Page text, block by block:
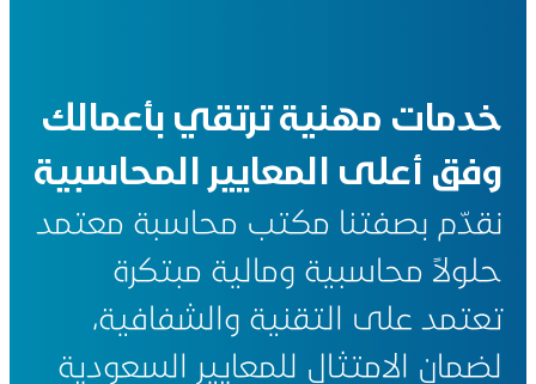
خدمات مهنية ترتقي بأعمالك
وفق أعلى المعايير المحاسبية
نقدّم بصفتنا مكتب محاسبة معتمد
حلولاً محاسبية ومالية مبتكرة
تعتمد على التقنية والشفافية،
لضمان الامتثال للمعايير السعودية